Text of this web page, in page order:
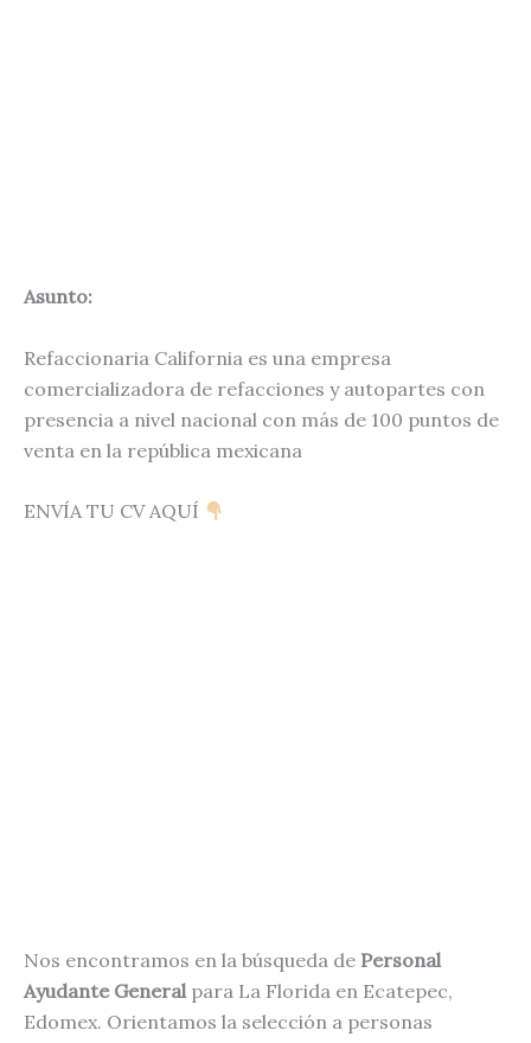
Asunto:
Refaccionaria California es una empresa
comercializadora de refacciones y autopartes con
presencia a nivel nacional con más de 100 puntos de
venta en la república mexicana
ENVÍA TU CV AQUÍ
Nos encontramos en la búsqueda de Personal
Ayudante General para La Florida en Ecatepec,
Edomex. Orientamos la selección a personas